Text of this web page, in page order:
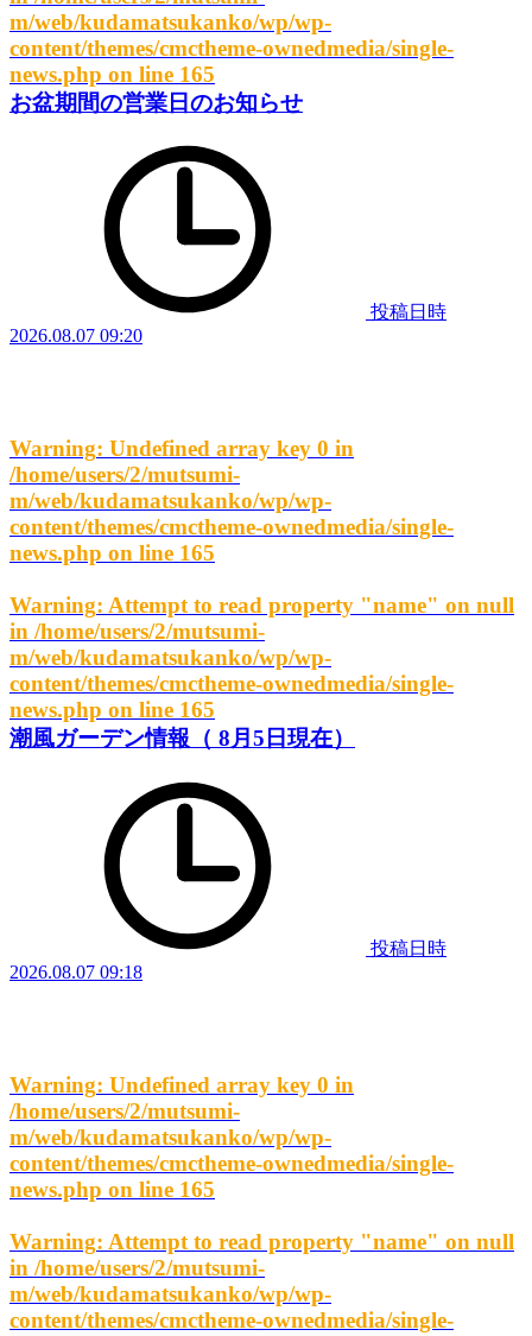
m/web/kudamatsukanko/wp/wp-
content/themes/cmctheme-ownedmedia/single-
news.php on line 165
お盆期間の営業日のお知らせ
投稿日時
2026.08.07 09:20
Warning: Undefined array key 0 in
/home/users/2/mutsumi-
m/web/kudamatsukanko/wp/wp-
content/themes/cmctheme-ownedmedia/single-
news.php on line 165
Warning: Attempt to read property "name" on null
in /home/users/2/mutsumi-
m/web/kudamatsukanko/wp/wp-
content/themes/cmctheme-ownedmedia/single-
news.php on line 165
潮風ガーデン情報（ 8月5日現在）
投稿日時
2026.08.07 09:18
Warning: Undefined array key 0 in
/home/users/2/mutsumi-
m/web/kudamatsukanko/wp/wp-
content/themes/cmctheme-ownedmedia/single-
news.php on line 165
Warning: Attempt to read property "name" on null
in /home/users/2/mutsumi-
m/web/kudamatsukanko/wp/wp-
content/themes/cmctheme-ownedmedia/single-